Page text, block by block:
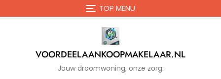
de
TOP MENU
VOORDEELAANKOOPMAKELAAR.NL
Jouw droomwoning, onze zorg.